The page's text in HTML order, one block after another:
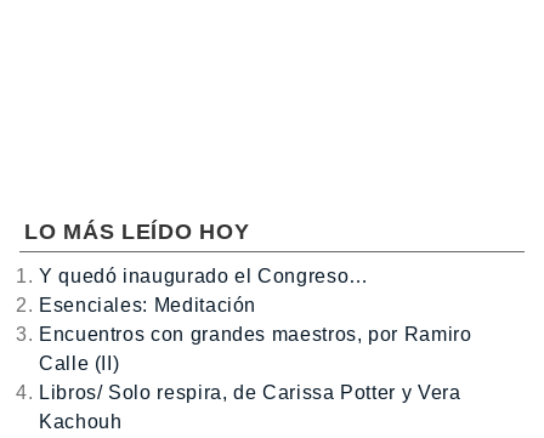
LO MÁS LEÍDO HOY
Y quedó inaugurado el Congreso…
Esenciales: Meditación
Encuentros con grandes maestros, por Ramiro
Calle (II)
Libros/ Solo respira, de Carissa Potter y Vera
Kachouh